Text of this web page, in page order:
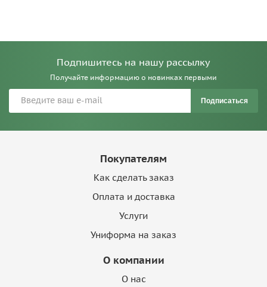
Подпишитесь на нашу рассылку
Получайте информацию о новинках первыми
Подписаться
Покупателям
Как сделать заказ
Оплата и доставка
Услуги
Униформа на заказ
О компании
О нас